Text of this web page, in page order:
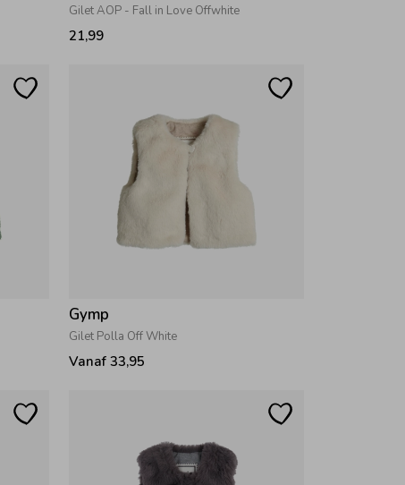
Gilet AOP - Fall in Love Offwhite
21,99
Gymp
Gilet Polla Off White
Vanaf 33,95